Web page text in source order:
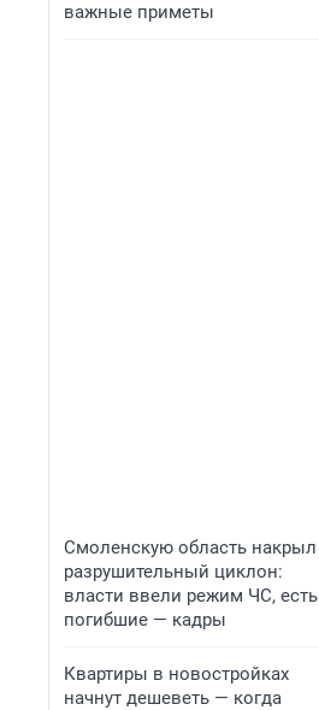
важные приметы
Смоленскую область накрыл
разрушительный циклон:
власти ввели режим ЧС, есть
погибшие — кадры
Квартиры в новостройках
начнут дешеветь — когда